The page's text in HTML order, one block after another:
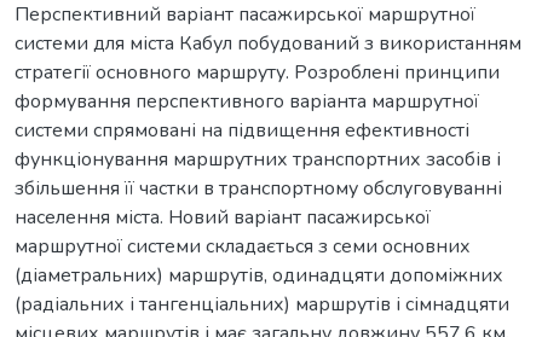
Перспективний варіант пасажирської маршрутної
системи для міста Кабул побудований з використанням
стратегії основного маршруту. Розроблені принципи
формування перспективного варіанта маршрутної
системи спрямовані на підвищення ефективності
функціонування маршрутних транспортних засобів і
збільшення її частки в транспортному обслуговуванні
населення міста. Новий варіант пасажирської
маршрутної системи складається з семи основних
(діаметральних) маршрутів, одинадцяти допоміжних
(радіальних і тангенціальних) маршрутів і сімнадцяти